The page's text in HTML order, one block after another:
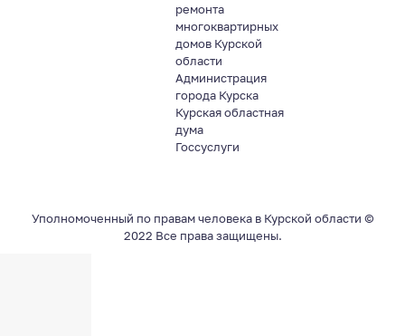
ремонта
многоквартирных
домов Курской
области
Администрация
города Курска
Курская областная
дума
Госсуслуги
Уполномоченный по правам человека в Курской области ©
2022 Все права защищены.